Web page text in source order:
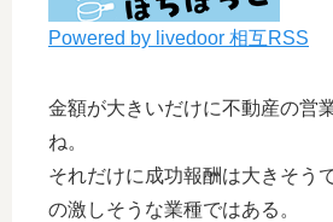
Powered by livedoor 相互RSS
金額が大きいだけに不動産の営
ね。
それだけに成功報酬は大きそう
の激しそうな業種ではある。